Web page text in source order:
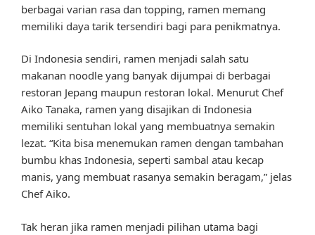
berbagai varian rasa dan topping, ramen memang
memiliki daya tarik tersendiri bagi para penikmatnya.
Di Indonesia sendiri, ramen menjadi salah satu
makanan noodle yang banyak dijumpai di berbagai
restoran Jepang maupun restoran lokal. Menurut Chef
Aiko Tanaka, ramen yang disajikan di Indonesia
memiliki sentuhan lokal yang membuatnya semakin
lezat. “Kita bisa menemukan ramen dengan tambahan
bumbu khas Indonesia, seperti sambal atau kecap
manis, yang membuat rasanya semakin beragam,” jelas
Chef Aiko.
Tak heran jika ramen menjadi pilihan utama bagi